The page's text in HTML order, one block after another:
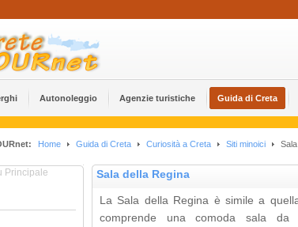
Αutonoleggio Agenzie turistiche Guida di Creta
Home Guida di Creta Curiosità a Creta Siti minoici
Principale Sala della Regina
La Sala della Regina è simile a
comprende una comoda sala da